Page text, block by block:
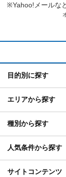
※Yahoo!メールな
目的別に探す
エリアから探す
種別から探す
人気条件から探す
サイトコンテンツ